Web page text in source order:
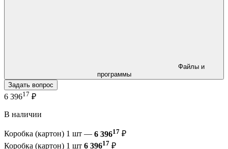
программы
Задать вопрос
6 39617 ₽
В наличии
Коробка (картон) 1 шт — 6 39617 ₽
Коробка (картон) 1 шт 6 39617 ₽